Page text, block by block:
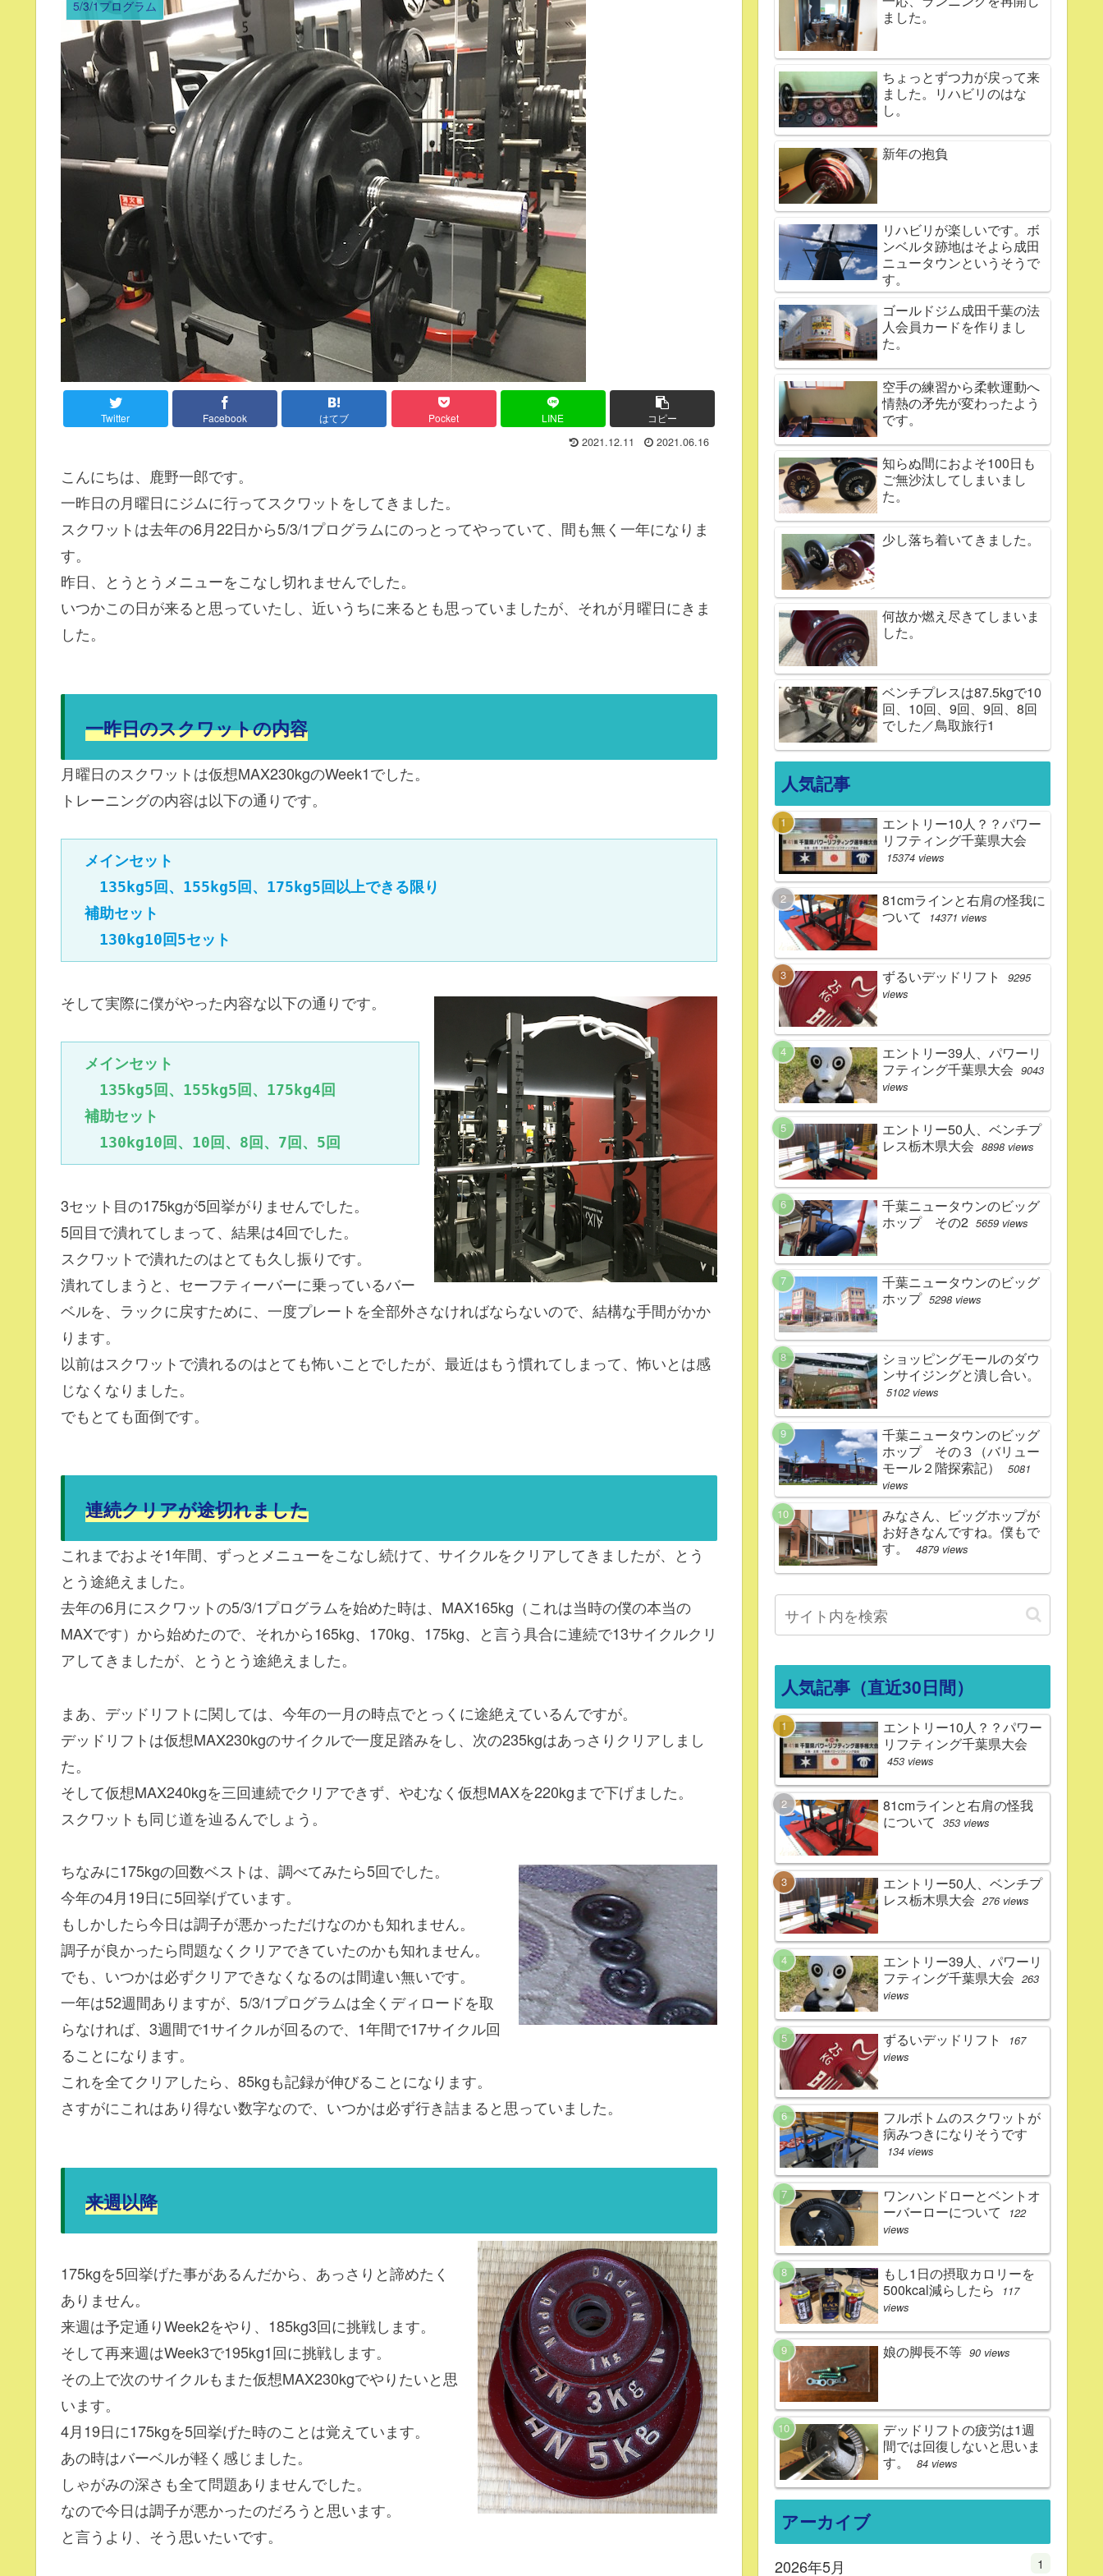
5/3/1プログラム
Twitter Facebook はてブ Pocket LINE コピー
2021.12.11 2021.06.16
こんにちは、鹿野一郎です。
一昨日の月曜日にジムに行ってスクワットをしてきました。
スクワットは去年の6月22日から5/3/1プログラムにのっとってやっていて、間も無く一年になりま
す。
昨日、とうとうメニューをこなし切れませんでした。
いつかこの日が来ると思っていたし、近いうちに来るとも思っていましたが、それが月曜日にきま
した。
一昨日のスクワットの内容
月曜日のスクワットは仮想MAX230kgのWeek1でした。
トレーニングの内容は以下の通りです。
メインセット
135kg5回、155kg5回、175kg5回以上できる限り
補助セット
130kg10回5セット
そして実際に僕がやった内容な以下の通りです。
メインセット
135kg5回、155kg5回、175kg4回
補助セット
130kg10回、10回、8回、7回、5回
3セット目の175kgが5回挙がりませんでした。
5回目で潰れてしまって、結果は4回でした。
スクワットで潰れたのはとても久し振りです。
潰れてしまうと、セーフティーバーに乗っているバー
ベルを、ラックに戻すために、一度プレートを全部外さなければならないので、結構な手間がかか
ります。
以前はスクワットで潰れるのはとても怖いことでしたが、最近はもう慣れてしまって、怖いとは感
じなくなりました。
でもとても面倒です。
連続クリアが途切れました
これまでおよそ1年間、ずっとメニューをこなし続けて、サイクルをクリアしてきましたが、とう
とう途絶えました。
去年の6月にスクワットの5/3/1プログラムを始めた時は、MAX165kg（これは当時の僕の本当の
MAXです）から始めたので、それから165kg、170kg、175kg、と言う具合に連続で13サイクルクリ
アしてきましたが、とうとう途絶えました。
まあ、デッドリフトに関しては、今年の一月の時点でとっくに途絶えているんですが。
デッドリフトは仮想MAX230kgのサイクルで一度足踏みをし、次の235kgはあっさりクリアしまし
た。
そして仮想MAX240kgを三回連続でクリアできず、やむなく仮想MAXを220kgまで下げました。
スクワットも同じ道を辿るんでしょう。
ちなみに175kgの回数ベストは、調べてみたら5回でした。
今年の4月19日に5回挙げています。
もしかしたら今日は調子が悪かっただけなのかも知れません。
調子が良かったら問題なくクリアできていたのかも知れません。
でも、いつかは必ずクリアできなくなるのは間違い無いです。
一年は52週間ありますが、5/3/1プログラムは全くディロードを取
らなければ、3週間で1サイクルが回るので、1年間で17サイクル回
ることになります。
これを全てクリアしたら、85kgも記録が伸びることになります。
さすがにこれはあり得ない数字なので、いつかは必ず行き詰まると思っていました。
来週以降
175kgを5回挙げた事があるんだから、あっさりと諦めたく
ありません。
来週は予定通りWeek2をやり、185kg3回に挑戦します。
そして再来週はWeek3で195kg1回に挑戦します。
その上で次のサイクルもまた仮想MAX230kgでやりたいと思
います。
4月19日に175kgを5回挙げた時のことは覚えています。
あの時はバーベルが軽く感じました。
しゃがみの深さも全て問題ありませんでした。
なので今日は調子が悪かったのだろうと思います。
と言うより、そう思いたいです。
ました。
ちょっとずつ力が戻って来
ました。リハビリのはな
し。
新年の抱負
リハビリが楽しいです。ボ
ンベルタ跡地はそよら成田
ニュータウンというそうで
す。
ゴールドジム成田千葉の法
人会員カードを作りまし
た。
空手の練習から柔軟運動へ
情熱の矛先が変わったよう
です。
知らぬ間におよそ100日も
ご無沙汰してしまいまし
た。
少し落ち着いてきました。
何故か燃え尽きてしまいま
した。
ベンチプレスは87.5kgで10
回、10回、9回、9回、8回
でした／鳥取旅行1
人気記事
エントリー10人？？パワー
リフティング千葉県大会
15374 views
81cmラインと右肩の怪我に
ついて
14371 views
ずるいデッドリフト
9295
views
エントリー39人、パワーリ
フティング千葉県大会 9043
views
エントリー50人、ベンチプ
レス栃木県大会 8898 views
千葉ニュータウンのビッグ
ホップ その2 5659 views
千葉ニュータウンのビッグ
ホップ 5298 views
ショッピングモールのダウ
ンサイジングと潰し合い。
5102 views
千葉ニュータウンのビッグ
ホップ その３（バリュー
モール２階探索記）
5081
views
みなさん、ビッグホップが
お好きなんですね。僕もで
す。
4879 views
人気記事（直近30日間）
エントリー10人？？パワー
リフティング千葉県大会
453 views
81cmラインと右肩の怪我
について
353 views
エントリー50人、ベンチプ
レス栃木県大会 276 views
エントリー39人、パワーリ
フティング千葉県大会 263
views
ずるいデッドリフト
167
views
フルボトムのスクワットが
病みつきになりそうです
134 views
ワンハンドローとベントオ
ーバーローについて
122
views
もし1日の摂取カロリーを
500kcal減らしたら
117
views
娘の脚長不等 90 views
デッドリフトの疲労は1週
間では回復しないと思いま
す。
84 views
アーカイブ
2026年5月 1